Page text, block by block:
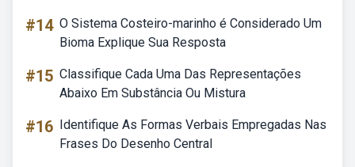
#14 O Sistema Costeiro-marinho é Considerado Um
Bioma Explique Sua Resposta
#15 Classifique Cada Uma Das Representações
Abaixo Em Substância Ou Mistura
#16 Identifique As Formas Verbais Empregadas Nas
Frases Do Desenho Central